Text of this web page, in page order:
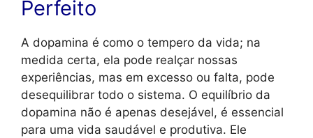
Perfeito
A dopamina é como o tempero da vida; na
medida certa, ela pode realçar nossas
experiências, mas em excesso ou falta, pode
desequilibrar todo o sistema. O equilíbrio da
dopamina não é apenas desejável, é essencial
para uma vida saudável e produtiva. Ele